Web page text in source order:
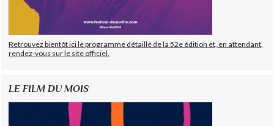
Retrouvez bientôt ici le programme détaillé de la 52e édition et, en attendant,
rendez-vous sur le site officiel.
LE FILM DU MOIS